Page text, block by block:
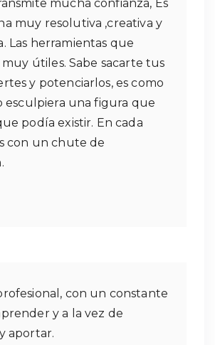
mucha confianza, Es
muy resolutiva ,creativa y
Las herramientas que
útiles. Sabe sacarte tus
y potenciarlos, es como
esculpiera una figura que
podía existir. En cada
con un chute de
con un constante
y a la vez de
aportar.